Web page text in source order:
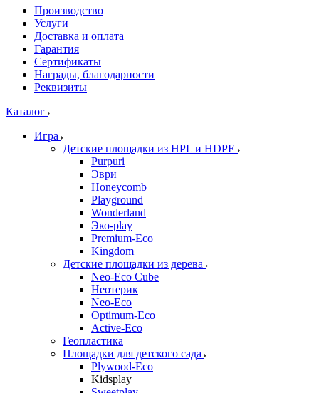
Производство
Услуги
Доставка и оплата
Гарантия
Сертификаты
Награды, благодарности
Реквизиты
Каталог
Игра
Детские площадки из HPL и HDPE
Purpuri
Эври
Honeycomb
Playground
Wonderland
Эко-play
Premium-Eco
Kingdom
Детские площадки из дерева
Neo-Eco Cube
Неотерик
Neo-Eco
Оptimum-Еco
Active-Eco
Геопластика
Площадки для детского сада
Plywood-Eco
Kidsplay